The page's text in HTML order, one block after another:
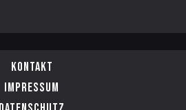
Kontakt
Impressum